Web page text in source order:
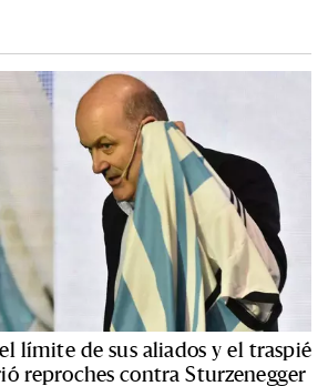
límite de sus aliados y el traspié
reproches contra Sturzenegger